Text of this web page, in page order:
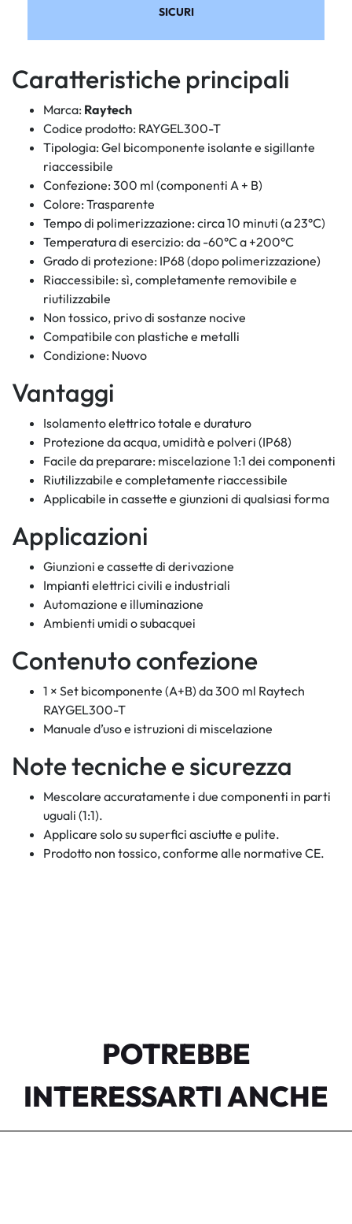
SICURI
Caratteristiche principali
Marca: Raytech
Codice prodotto: RAYGEL300-T
Tipologia: Gel bicomponente isolante e sigillante
riaccessibile
Confezione: 300 ml (componenti A + B)
Colore: Trasparente
Tempo di polimerizzazione: circa 10 minuti (a 23°C)
Temperatura di esercizio: da -60°C a +200°C
Grado di protezione: IP68 (dopo polimerizzazione)
Riaccessibile: sì, completamente removibile e
riutilizzabile
Non tossico, privo di sostanze nocive
Compatibile con plastiche e metalli
Condizione: Nuovo
Vantaggi
Isolamento elettrico totale e duraturo
Protezione da acqua, umidità e polveri (IP68)
Facile da preparare: miscelazione 1:1 dei componenti
Riutilizzabile e completamente riaccessibile
Applicabile in cassette e giunzioni di qualsiasi forma
Applicazioni
Giunzioni e cassette di derivazione
Impianti elettrici civili e industriali
Automazione e illuminazione
Ambienti umidi o subacquei
Contenuto confezione
1 × Set bicomponente (A+B) da 300 ml Raytech
RAYGEL300-T
Manuale d’uso e istruzioni di miscelazione
Note tecniche e sicurezza
Mescolare accuratamente i due componenti in parti
uguali (1:1).
Applicare solo su superfici asciutte e pulite.
Prodotto non tossico, conforme alle normative CE.
POTREBBE
INTERESSARTI ANCHE